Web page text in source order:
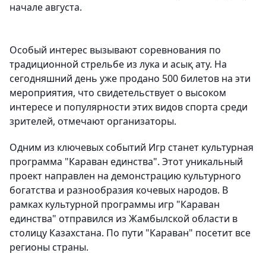
начале августа.
Особый интерес вызывают соревнования по
традиционной стрельбе из лука и асық ату. На
сегодняшний день уже продано 500 билетов на эти
мероприятия, что свидетельствует о высоком
интересе и популярности этих видов спорта среди
зрителей, отмечают организаторы.
Одним из ключевых событий Игр станет культурная
программа "Караван единства". Этот уникальный
проект направлен на демонстрацию культурного
богатства и разнообразия кочевых народов. В
рамках культурной программы игр "Караван
единства" отправился из Жамбылской области в
столицу Казахстана. По пути "Караван" посетит все
регионы страны.